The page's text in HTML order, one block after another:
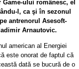
Game-ului românesc, el
l, ca şi în sezonul
antrenorul Asesoft-
Arnautovic.
american al Energiei
este onorat de faptul că
dată se bucură de o